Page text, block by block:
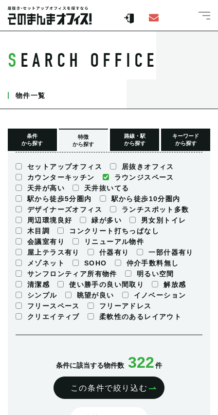
SEARCH OFFICE
物件一覧
条件
から探す
特徴
から探す
路線・駅
から探す
キーワード
から探す
セットアップオフィス
居抜きオフィス
カウンターキッチン
ラウンジスペース
天井が高い
天井抜いてる
駅から徒歩5分圏内
駅から徒歩10分圏内
デザイナーズオフィス
ランチスポット多数
周辺環境良好
緑が多い
男女別トイレ
木目調
コンクリート打ちっぱなし
会議室有り
リニューアル物件
屋上テラス有り
什器有り
一部什器有り
メゾネット
SOHO
仲介手数料無し
サンフロンティア所有物件
明るい空間
清潔感
使い勝手の良い間取り
解放感
シンプル
眺望が良い
イノベーション
フリースペース
フリーアドレス
クリエイティブ
柔軟性のあるレイアウト
条件に該当する物件数 322件
この条件で絞り込む